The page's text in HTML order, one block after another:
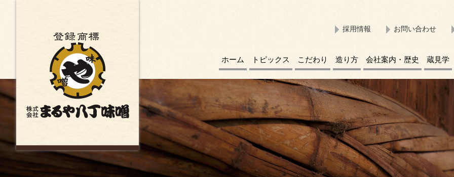
お問い合わせ
採用情報
ホーム トピックス こだわり 造り方 会社案内・歴史 蔵見学